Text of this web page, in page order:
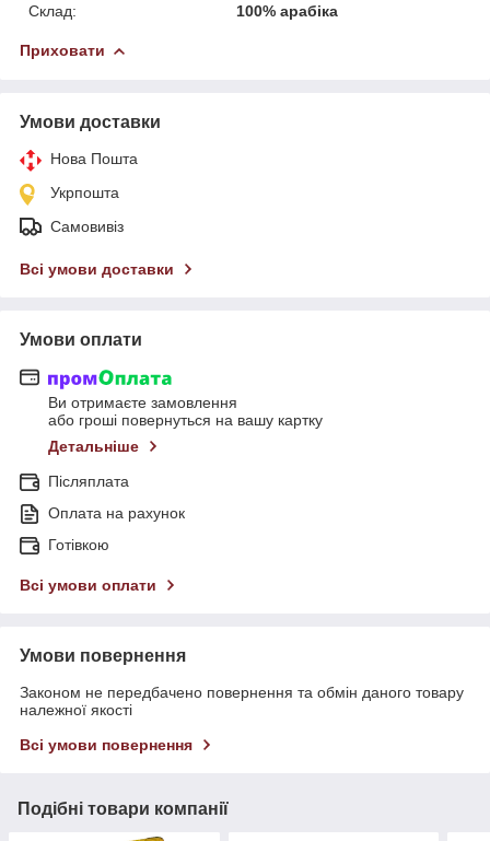
Склад:
100% арабіка
Приховати
Умови доставки
Нова Пошта
Укрпошта
Самовивіз
Всі умови доставки
Умови оплати
Ви отримаєте замовлення
або гроші повернуться на вашу картку
Детальніше
Післяплата
Оплата на рахунок
Готівкою
Всі умови оплати
Умови повернення
Законом не передбачено повернення та обмін даного товару
належної якості
Всі умови повернення
Подібні товари компанії